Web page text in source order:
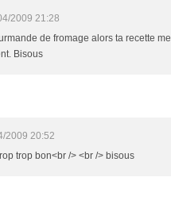
2009 21:28
de fromage alors ta recette
Bisous
2009 20:52
trop bon<br /> <br /> bisous